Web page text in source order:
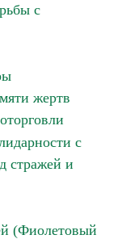
с
жертв
с
стражей и
(Фиолетовый